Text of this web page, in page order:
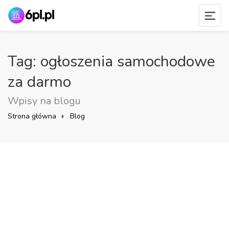
Tag: ogłoszenia samochodowe
za darmo
Wpisy na blogu
Strona główna Blog